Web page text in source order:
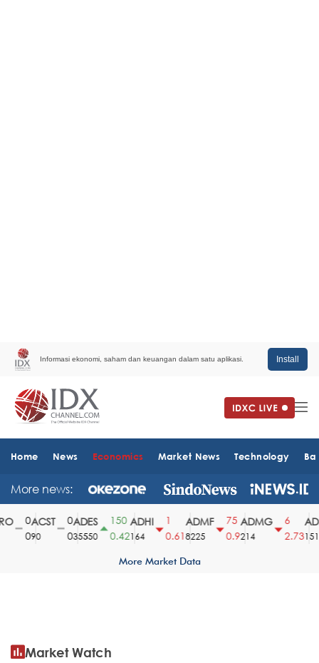
Informasi ekonomi, saham dan keuangan dalam satu aplikasi. Install
Home News Economics Market News Technology
More news:
ACST
90
ADES
35550
150
0.42
ADHI
164
0.61
ADMF
8225
75
0.9
ADMG
214
2.731510
More Market Data
Market Watch